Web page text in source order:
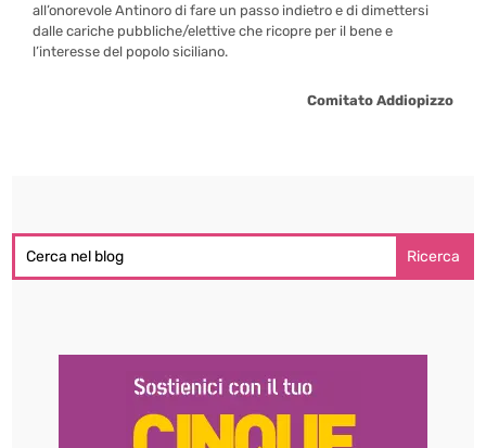
all’onorevole Antinoro di fare un passo indietro e di dimettersi
dalle cariche pubbliche/elettive che ricopre per il bene e
l’interesse del popolo siciliano.
Comitato Addiopizzo